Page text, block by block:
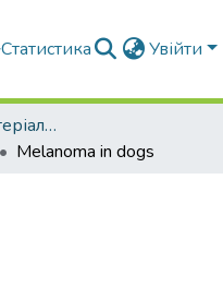
Статистика Увійти
Конференції та матеріали конференцій
Melanoma in dogs